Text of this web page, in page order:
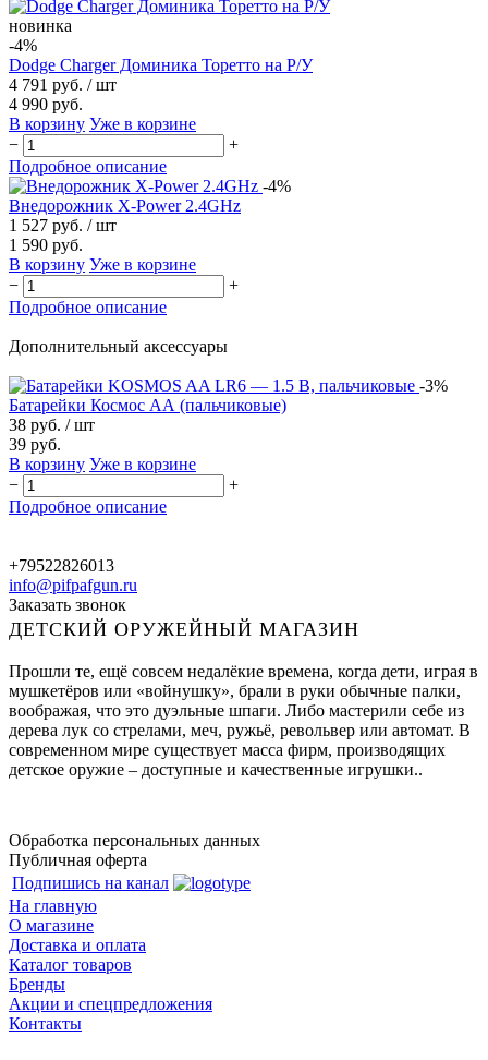
новинка
-4%
Dodge Charger Доминика Торетто на Р/У
4 791 руб. / шт
4 990 руб.
В корзину Уже в корзине
−
+
Подробное описание
-4%
Внедорожник X-Power 2.4GHz
1 527 руб. / шт
1 590 руб.
В корзину Уже в корзине
−
+
Подробное описание
Дополнительный аксессуары
-3%
Батарейки Космос АА (пальчиковые)
38 руб. / шт
39 руб.
В корзину Уже в корзине
−
+
Подробное описание
+79522826013
info@pifpafgun.ru
Заказать звонок
ДЕТСКИЙ ОРУЖЕЙНЫЙ МАГАЗИН
Прошли те, ещё совсем недалёкие времена, когда дети, играя в
мушкетёров или «войнушку», брали в руки обычные палки,
воображая, что это дуэльные шпаги. Либо мастерили себе из
дерева лук со стрелами, меч, ружьё, револьвер или автомат. В
современном мире существует масса фирм, производящих
детское оружие – доступные и качественные игрушки..
Обработка персональных данных
Публичная оферта
Подпишись на канал
На главную
О магазине
Доставка и оплата
Каталог товаров
Бренды
Акции и спецпредложения
Контакты